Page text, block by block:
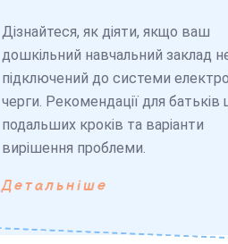
Дізнайтеся, як діяти, якщо ваш
дошкільний навчальний заклад
підключений до системи
черги. Рекомендації для батьків
подальших кроків та варіанти
вирішення проблеми.
Детальніше